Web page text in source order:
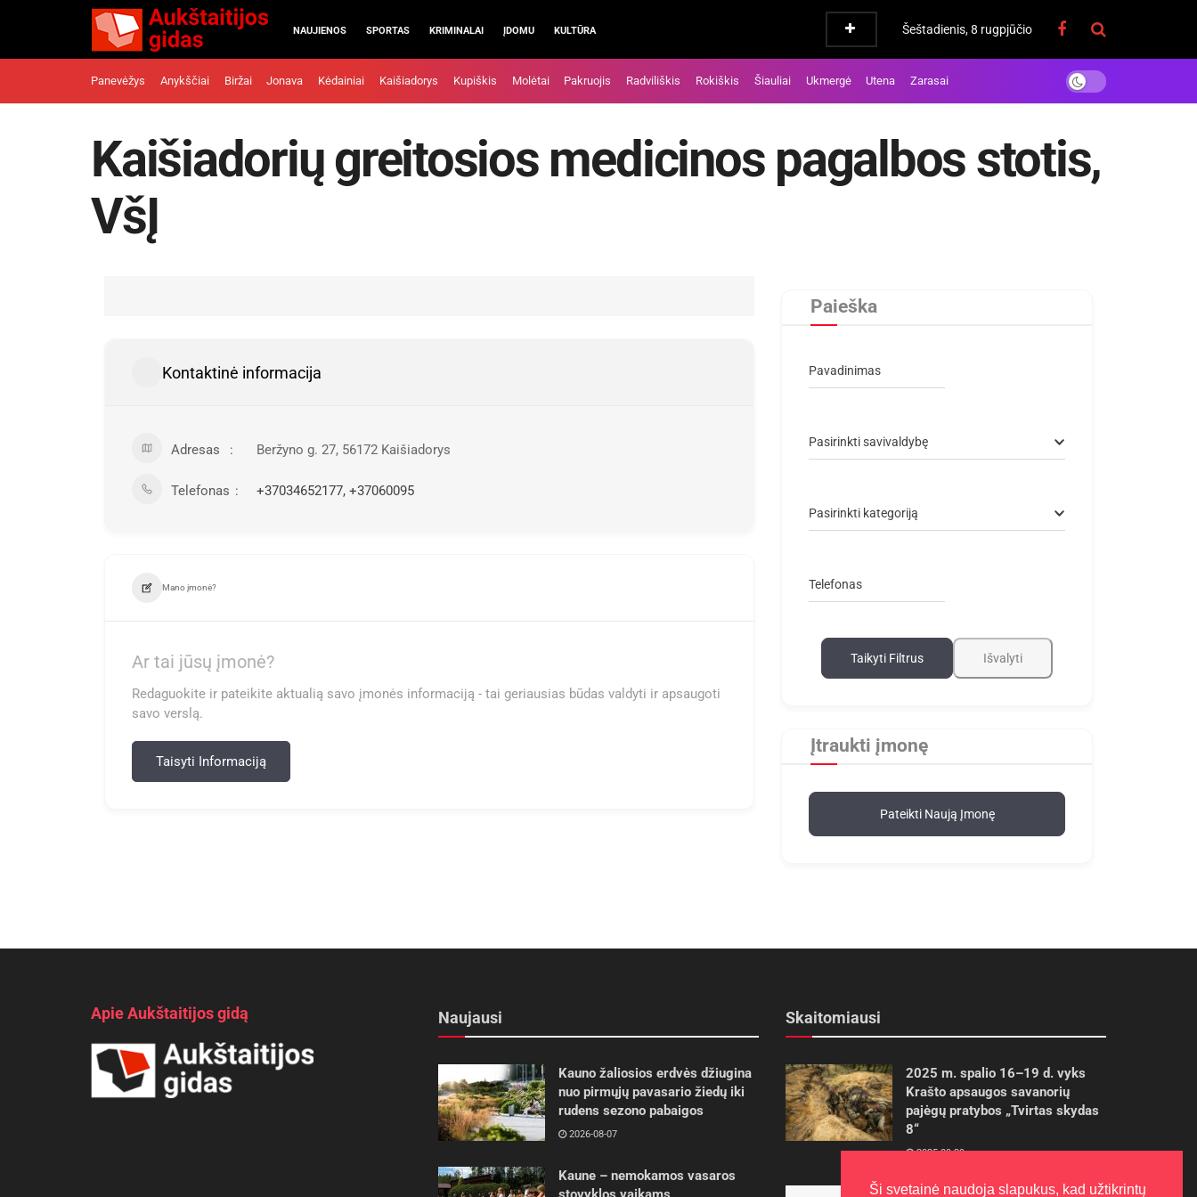
NAUJIENOS SPORTAS KRIMINALAI ĮDOMU KULTŪRA Šeštadienis, 8 rugpjūčio
Panevėžys Anykščiai Biržai Jonava Kėdainiai Kaišiadorys Kupiškis Molėtai Pakruojis Radviliškis Rokiškis Šiauliai Ukmergė Utena Zarasai
Kaišiadorių greitosios medicinos pagalbos stotis,
VšĮ
Kontaktinė informacija
Adresas Beržyno g. 27, 56172 Kaišiadorys
Telefonas +37034652177, +37060095
Mano įmonė?
Ar tai jūsų įmonė?
Redaguokite ir pateikite aktualią savo įmonės informaciją - tai geriausias būdas valdyti ir apsaugoti
savo verslą.
Taisyti Informaciją
Paieška
Pavadinimas
Pasirinkti savivaldybę
Pasirinkti kategoriją
Telefonas
Taikyti Filtrus Išvalyti
Įtraukti įmonę
Pateikti Naują Įmonę
Apie Aukštaitijos gidą Naujausi
Kauno žaliosios erdvės džiugina
nuo pirmųjų pavasario žiedų iki
rudens sezono pabaigos
2026-08-07
Kaune – nemokamos vasaros
Skaitomiausi
2025 m. spalio 16–19 d. vyks
Krašto apsaugos savanorių
pajėgų pratybos „Tvirtas skydas
8“
2025-09-29
Ši svetainė naudoja slapukus, kad užtikrintų